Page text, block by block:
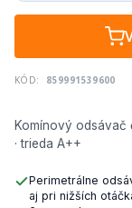
Komínový odsávač
· trieda A++
Perimetrálne
aj pri nižších
KÓD: 859991539600